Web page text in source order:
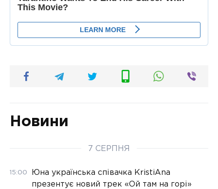
Новини
7 СЕРПНЯ
15:00
Юна українська співачка KristiAna
презентує новий трек «Ой там на горі»